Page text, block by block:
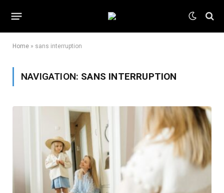
Home » sans interruption
NAVIGATION: SANS INTERRUPTION